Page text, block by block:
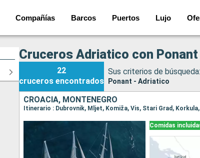
Compañías Barcos Puertos Lujo
Cruceros Adriatico con Ponant
22
cruceros encontrados
Sus criterios de búsqueda:
Ponant - Adriatico
CROACIA, MONTENEGRO
Comidas